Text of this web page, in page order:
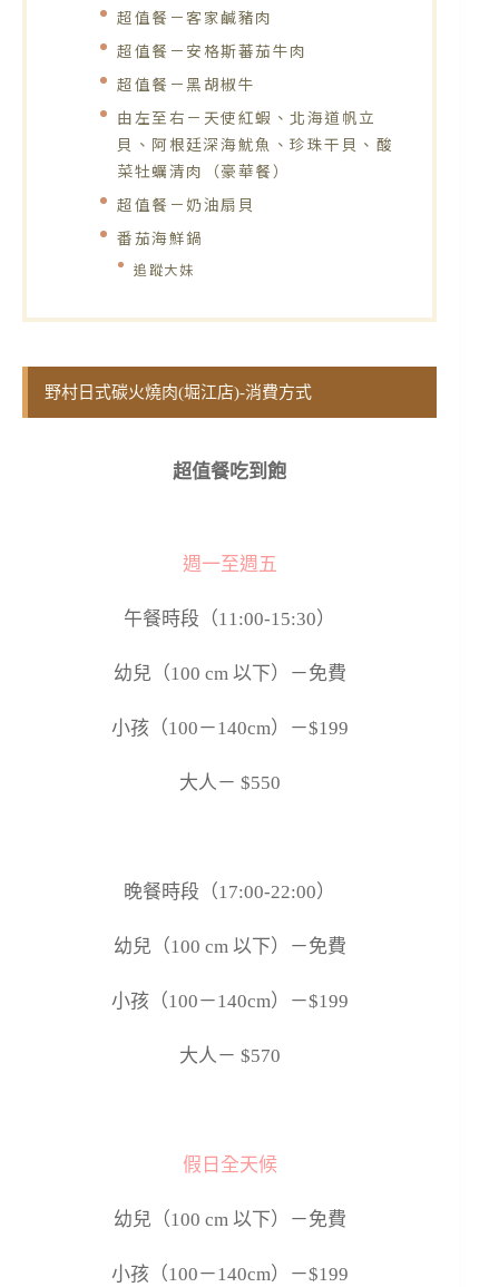
超值餐－客家鹹豬肉
超值餐－安格斯蕃茄牛肉
超值餐－黑胡椒牛
由左至右－天使紅蝦、北海道帆立
貝、阿根廷深海魷魚、珍珠干貝、酸
菜牡蠣清肉（豪華餐）
超值餐－奶油扇貝
番茄海鮮鍋
追蹤大妹
野村日式碳火燒肉(堀江店)-消費方式
超值餐吃到飽
週一至週五
午餐時段（11:00-15:30）
幼兒（100 cm 以下）－免費
小孩（100－140cm）－$199
大人－ $550
晚餐時段（17:00-22:00）
幼兒（100 cm 以下）－免費
小孩（100－140cm）－$199
大人－ $570
假日全天候
幼兒（100 cm 以下）－免費
小孩（100－140cm）－$199